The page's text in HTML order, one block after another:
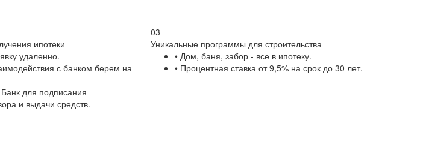
ипотеки
удаленно.
с банком берем на
Банк для подписания
и выдачи средств.
03
Уникальные программы для строительства
• Дом, баня, забор - все в ипотеку.
• Процентная ставка от 9,5% на срок до 30 лет.